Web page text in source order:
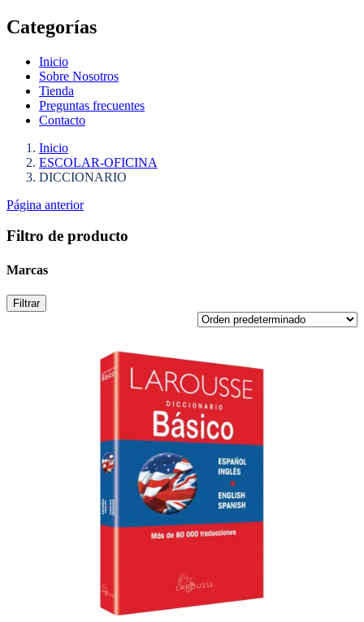
Categorías
Inicio
Sobre Nosotros
Tienda
Preguntas frecuentes
Contacto
Inicio
ESCOLAR-OFICINA
DICCIONARIO
Página anterior
Filtro de producto
Marcas
Filtrar